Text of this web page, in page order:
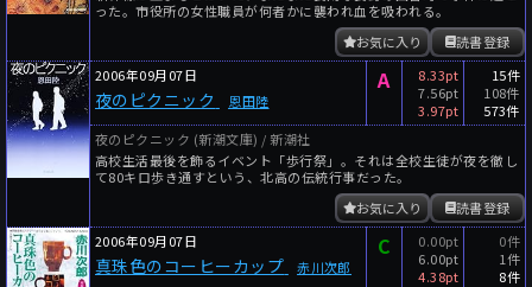
った。市役所の女性職員が何者かに襲われ血を吸われる。
読書登録
お気に入り
2006年09月07日
夜のピクニック 恩田陸
A
8.33pt
7.56pt
3.97pt
15件
108件
573件
夜のピクニック (新潮文庫) / 新潮社
高校生活最後を飾るイベント「歩行祭」。それは全校生徒が夜を徹し
て80キロ歩き通すという、北高の伝統行事だった。
読書登録
お気に入り
2006年09月07日
真珠色のコーヒーカップ 赤川次郎
C
0.00pt
6.00pt
4.38pt
0件
1件
8件